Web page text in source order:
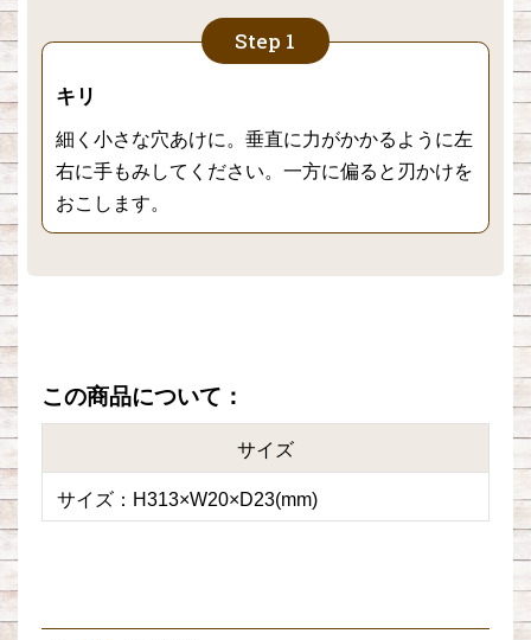
キリ
細く小さな穴あけに。垂直に力がかかるように左
右に手もみしてください。一方に偏ると刃かけを
おこします。
この商品について：
サイズ
サイズ：H313×W20×D23(mm)